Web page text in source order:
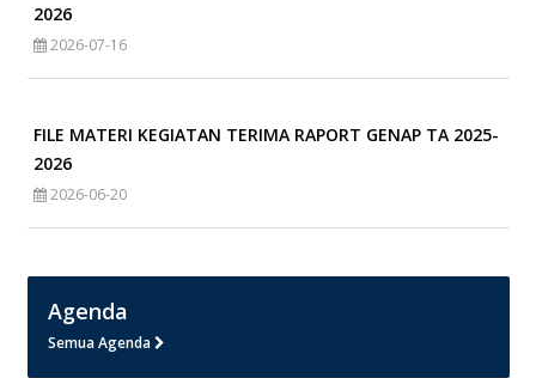
2026
2026-07-16
FILE MATERI KEGIATAN TERIMA RAPORT GENAP TA 2025-
2026
2026-06-20
Agenda
Semua Agenda